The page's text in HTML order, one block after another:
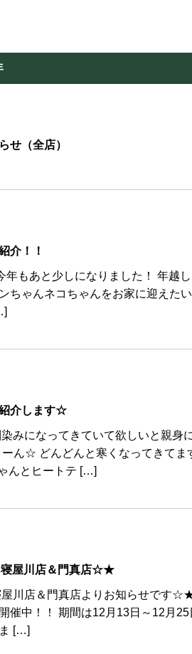
せ（全店）
介！！
年もあと少しになりました！ 年越
ちゃんネコちゃんをお家に迎え
介します☆
みになってきていて欲しいと親身
ん☆ どんどんと寒くなってきてま
んとヒートテ […]
屋川店＆門真店☆★
店＆門真店よりお知らせです☆★
催中！！ 期間は12月13日～12月
[…]